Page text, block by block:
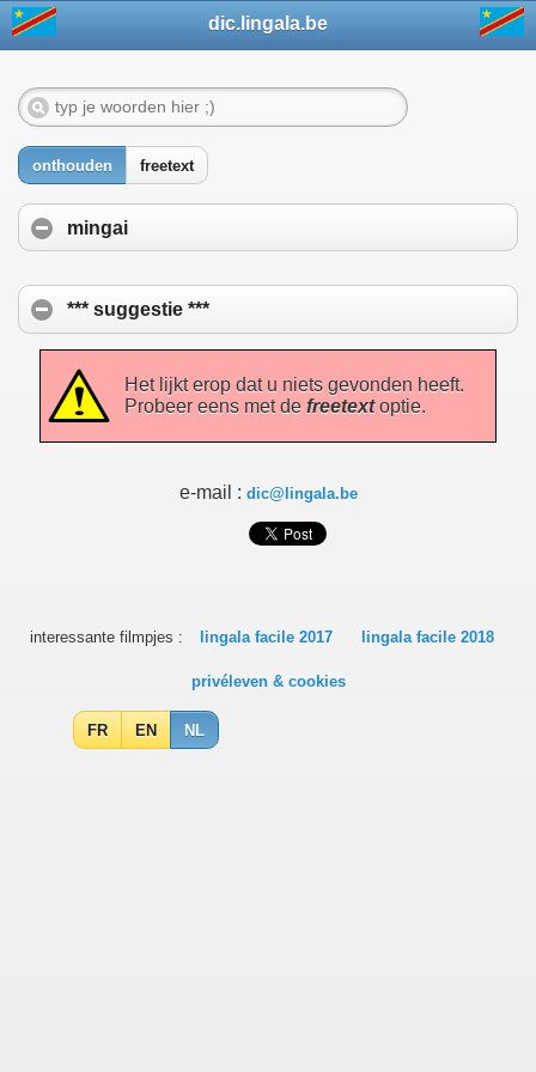
dic.lingala.be
onthouden freetext
mingai
*** suggestie ***
Het lijkt erop dat u niets gevonden heeft.
Probeer eens met de freetextoptie.
e-mail : dic@lingala.be
interessante filmpjes : lingala facile 2017 lingala facile 2018
privéleven & cookies
FR EN NL